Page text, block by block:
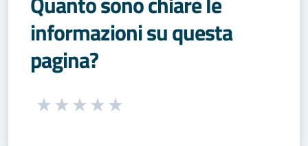
informazioni su questa
pagina?
Seleziona una valutazione da 1 a 5 stelle